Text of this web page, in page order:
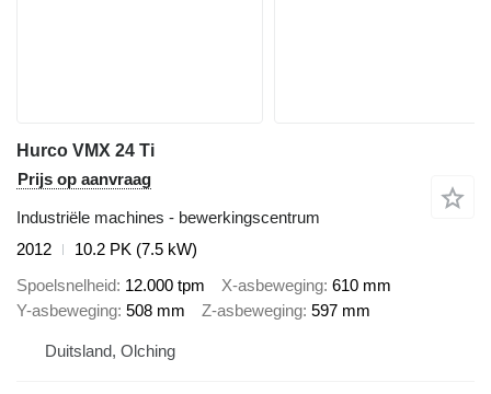
Hurco VMX 24 Ti
Prijs op aanvraag
Industriële machines - bewerkingscentrum
2012
10.2 PK (7.5 kW)
Spoelsnelheid 12.000 tpm X-asbeweging 610 mm
Y-asbeweging 508 mm Z-asbeweging 597 mm
Duitsland, Olching